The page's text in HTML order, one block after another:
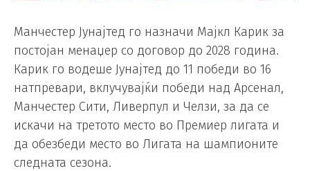
Манчестер Јунајтед го назначи Мајкл Карик за
постојан менаџер со договор до 2028 година.
Карик го водеше Јунајтед до 11 победи во 16
натпревари, вклучувајќи победи над Арсенал,
Манчестер Сити, Ливерпул и Челзи, за да се
искачи на третото место во Премиер лигата и
да обезбеди место во Лигата на шампионите
следната сезона.